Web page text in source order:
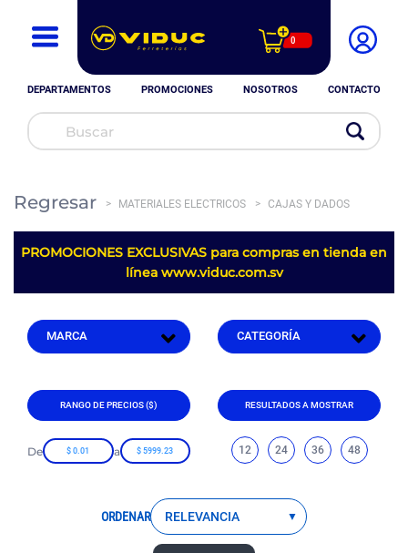
0
DEPARTAMENTOS PROMOCIONES NOSOTROS CONTACTO
Regresar MATERIALES ELECTRICOS CAJAS Y DADOS
PROMOCIONES EXCLUSIVAS para compras en tienda en
línea www.viduc.com.sv
RANGO DE PRECIOS ($)
De a
RESULTADOS A MOSTRAR
12 24 36 48
ORDENAR